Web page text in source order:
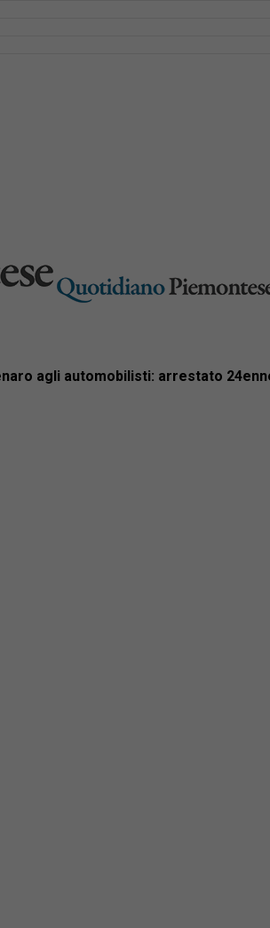
agli automobilisti: arrestato